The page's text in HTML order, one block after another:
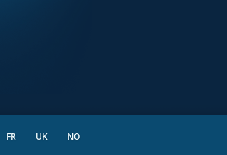
NO
UK
FR